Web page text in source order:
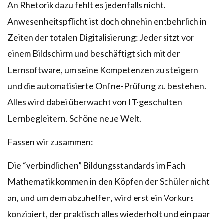
An Rhetorik dazu fehlt es jedenfalls nicht.
Anwesenheitspflicht ist doch ohnehin entbehrlich in
Zeiten der totalen Digitalisierung: Jeder sitzt vor
einem Bildschirm und beschäftigt sich mit der
Lernsoftware, um seine Kompetenzen zu steigern
und die automatisierte Online-Prüfung zu bestehen.
Alles wird dabei überwacht von IT-geschulten
Lernbegleitern. Schöne neue Welt.
Fassen wir zusammen:
Die “verbindlichen” Bildungsstandards im Fach
Mathematik kommen in den Köpfen der Schüler nicht
an, und um dem abzuhelfen, wird erst ein Vorkurs
konzipiert, der praktisch alles wiederholt und ein paar